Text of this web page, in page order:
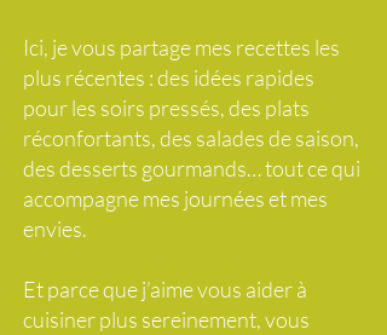
Ici, je vous partage mes recettes les
plus récentes : des idées rapides
pour les soirs pressés, des plats
réconfortants, des salades de saison,
des desserts gourmands… tout ce qui
accompagne mes journées et mes
envies.
Et parce que j’aime vous aider à
cuisiner plus sereinement, vous